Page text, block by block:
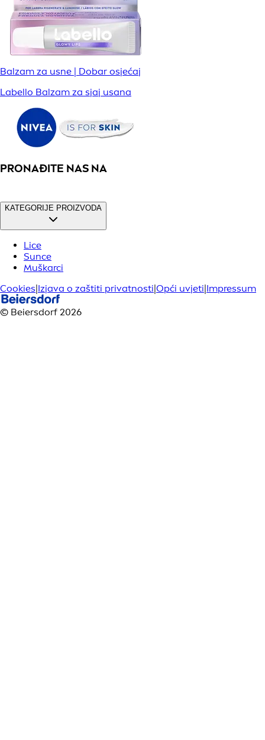
Balzam za usne | Dobar osjećaj
Labello Balzam za sjaj usana
PRONAĐITE NAS NA
KATEGORIJE PROIZVODA
Lice
Sunce
Muškarci
Cookies|Izjava o zaštiti privatnosti|Opći uvjeti|Impressum
© Beiersdorf 2026